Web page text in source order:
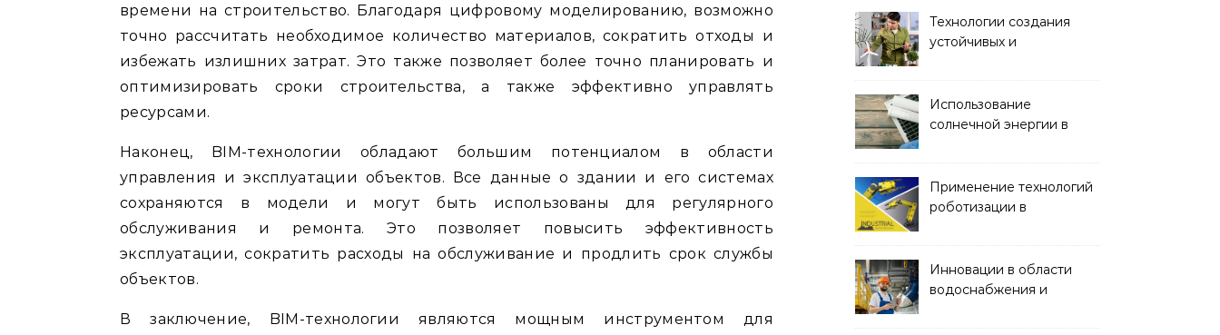
времени на строительство. Благодаря цифровому моделированию, возможно
точно рассчитать необходимое количество материалов, сократить отходы и
избежать излишних затрат. Это также позволяет более точно планировать и
оптимизировать сроки строительства, а также эффективно управлять
ресурсами.
Наконец, BIM-технологии обладают большим потенциалом в области
управления и эксплуатации объектов. Все данные о здании и его системах
сохраняются в модели и могут быть использованы для регулярного
обслуживания и ремонта. Это позволяет повысить эффективность
эксплуатации, сократить расходы на обслуживание и продлить срок службы
объектов.
В заключение, BIM-технологии являются мощным инструментом для
технологий
Технологии создания
устойчивых и
Использование
солнечной энергии в
Применение технологий
роботизации в
Инновации в области
водоснабжения и